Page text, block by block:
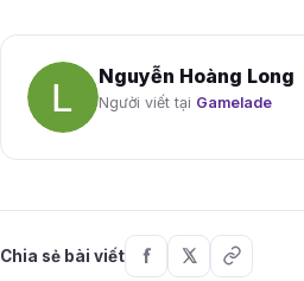
Nguyễn Hoàng Long
Người viết tại Gamelade
Chia sẻ bài viết